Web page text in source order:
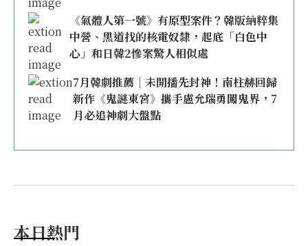
《氣體人第一號》有原型案件？韓版納粹集
中營、黑道找的核電奴隸，起底「白色中
心」和日韓2慘案驚人相似處
7月韓劇推薦｜未開播先封神！南柱赫回歸
新作《鬼謎東宮》攜手盧允瑞勇闖鬼界，7
月必追神劇大盤點
本日熱門